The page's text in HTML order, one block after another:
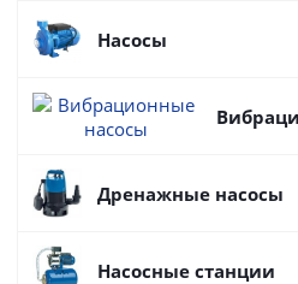
Насосы
Дренажные насосы
Насосные станции